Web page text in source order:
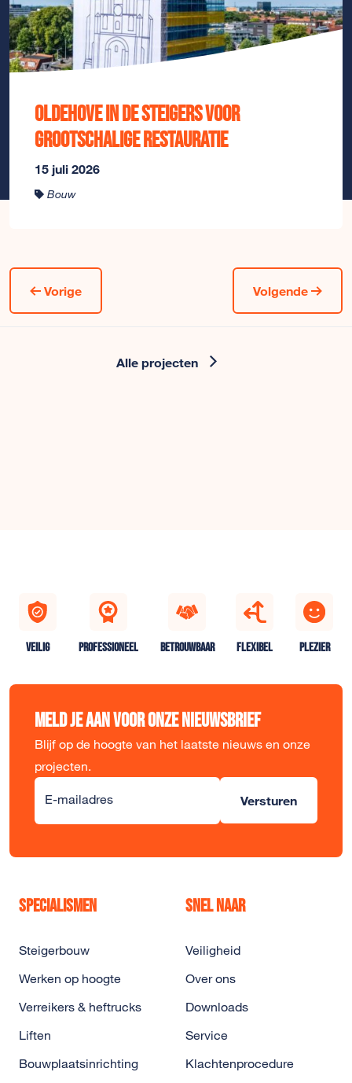
Oldehove in de steigers voor
grootschalige restauratie
15 juli 2026
Bouw
Alle projecten
Vorige Volgende
VEILIG PROFESSIONEEL BETROUWBAAR FLEXIBEL PLEZIER
Meld je aan voor onze nieuwsbrief
Blijf op de hoogte van het laatste nieuws en onze
projecten.
E-mailadres Versturen
Specialismen
Steigerbouw
Werken op hoogte
Verreikers & heftrucks
Liften
Bouwplaatsinrichting
Snel naar
Veiligheid
Over ons
Downloads
Service
Klachtenprocedure